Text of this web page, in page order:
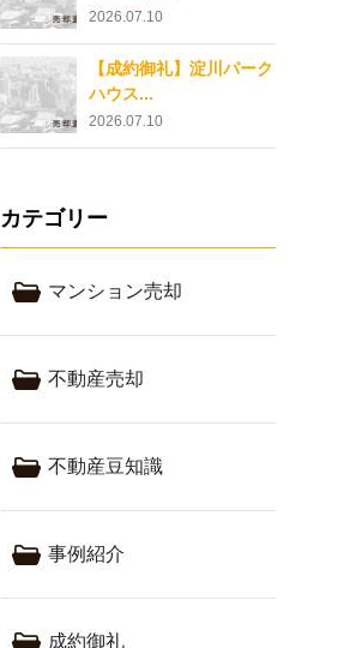
2026.07.10
【成約御礼】淀川パーク
ハウス...
2026.07.10
カテゴリー
マンション売却
不動産売却
不動産豆知識
事例紹介
成約御礼